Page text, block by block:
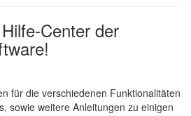
Center der
für die verschiedenen Funktionalitäten
sowie weitere Anleitungen zu einigen